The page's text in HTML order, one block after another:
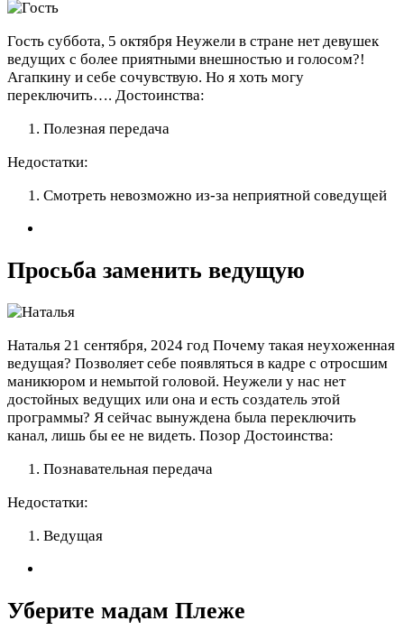
Гость суббота, 5 октября Неужели в стране нет девушек
ведущих с более приятными внешностью и голосом?!
Агапкину и себе сочувствую. Но я хоть могу
переключить…. Достоинства:
Полезная передача
Недостатки:
Смотреть невозможно из-за неприятной соведущей
Просьба заменить ведущую
Наталья 21 сентября, 2024 год Почему такая неухоженная
ведущая? Позволяет себе появляться в кадре с отросшим
маникюром и немытой головой. Неужели у нас нет
достойных ведущих или она и есть создатель этой
программы? Я сейчас вынуждена была переключить
канал, лишь бы ее не видеть. Позор Достоинства:
Познавательная передача
Недостатки:
Ведущая
Уберите мадам Плеже